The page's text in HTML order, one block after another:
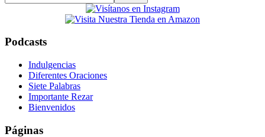
this
Podcasts
Indulgencias
Diferentes Oraciones
Siete Palabras
Importante Rezar
Bienvenidos
Páginas